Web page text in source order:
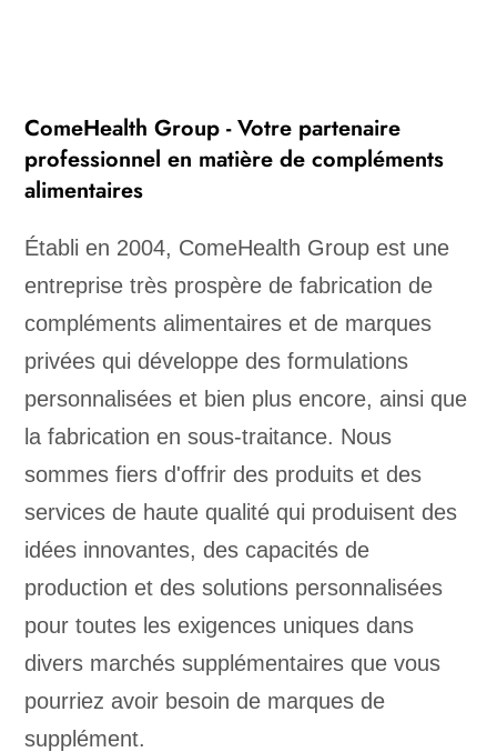
ComeHealth Group - Votre partenaire
professionnel en matière de compléments
alimentaires
Établi en 2004, ComeHealth Group est une
entreprise très prospère de fabrication de
compléments alimentaires et de marques
privées qui développe des formulations
personnalisées et bien plus encore, ainsi que
la fabrication en sous-traitance. Nous
sommes fiers d'offrir des produits et des
services de haute qualité qui produisent des
idées innovantes, des capacités de
production et des solutions personnalisées
pour toutes les exigences uniques dans
divers marchés supplémentaires que vous
pourriez avoir besoin de marques de
supplément.